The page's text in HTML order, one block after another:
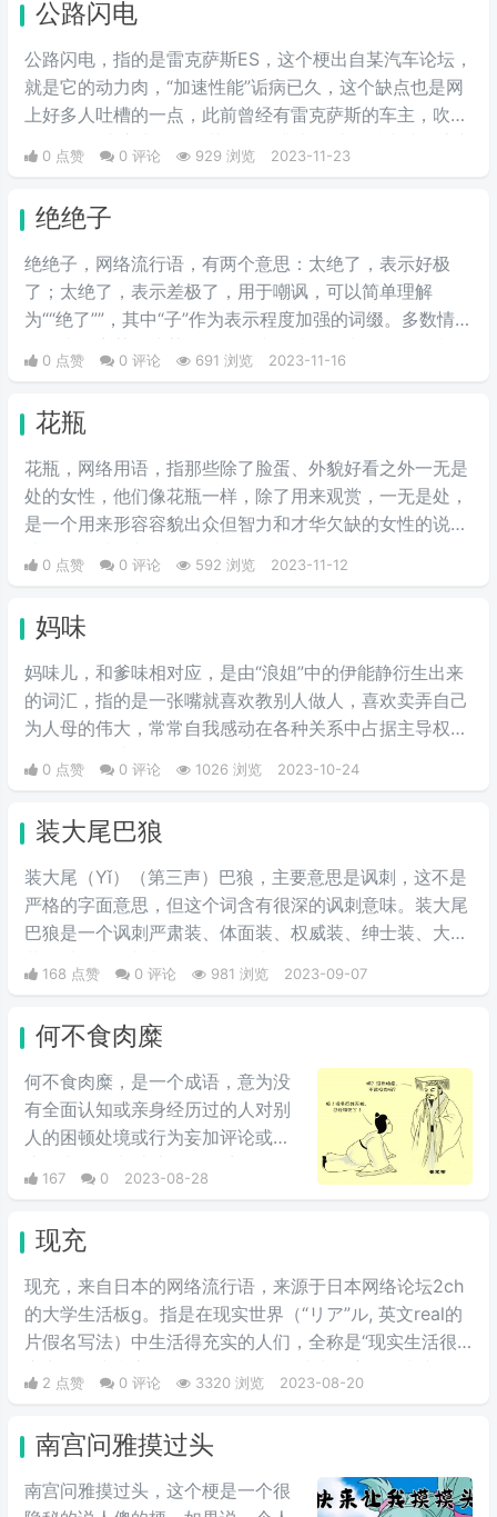
由此也衍生出来梗“写日记下贱”。
公路闪电
公路闪电，指的是雷克萨斯ES，这个梗出自某汽车论坛，
就是它的动力肉，“加速性能”诟病已久，这个缺点也是网
上好多人吐槽的一点，此前曾经有雷克萨斯的车主，吹嘘
自己的ES速度快，导致其他网友非常反感，后来就给该车
型起了一个“公路闪电——雷克萨斯”的外号，是典型的反
0 点赞 0 评论 929 浏览 2023-11-23
绝绝子
绝绝子，网络流行语，有两个意思：太绝了，表示好极
了；太绝了，表示差极了，用于嘲讽，可以简单理解
为““绝了””，其中“子”作为表示程度加强的词缀。多数情况
下用来形容某人或某物很棒，少数情况下表示反讽。当你
不知道怎么夸一个人时，绝绝子；当你不知道怎么骂一个
0 点赞 0 评论 691 浏览 2023-11-16
花瓶
花瓶，网络用语，指那些除了脸蛋、外貌好看之外一无是
处的女性，他们像花瓶一样，除了用来观赏，一无是处，
是一个用来形容容貌出众但智力和才华欠缺的女性的说
0 点赞 0 评论 592 浏览 2023-11-12
妈味
妈味儿，和爹味相对应，是由“浪姐”中的伊能静衍生出来
的词汇，指的是一张嘴就喜欢教别人做人，喜欢卖弄自己
为人母的伟大，常常自我感动在各种关系中占据主导权。
0 点赞 0 评论 1026 浏览 2023-10-24
装大尾巴狼
装大尾（Yǐ）（第三声）巴狼，主要意思是讽刺，这不是
严格的字面意思，但这个词含有很深的讽刺意味。装大尾
巴狼是一个讽刺严肃装、体面装、权威装、绅士装、大款
168 点赞 0 评论 981 浏览 2023-09-07
何不食肉糜
何不食肉糜，是一个成语，意为没
有全面认知或亲身经历过的人对别
人的困顿处境或行为妄加评论或建
议。出自晋书·惠帝纪，形容人们没
有真正了解情况就妄加评论。类似
录》。
167 0 2023-08-28
现充
现充，来自日本的网络流行语，来源于日本网络论坛2ch
的大学生活板g。​指是在现实世界（“リア”ル, 英文real的
片假名写法）中生活得充实的人们，全称是“现实生活很
充实的人生赢家”。但是在如今的用法中，主要的判断依
据是一个人是否有男/女朋友。是许多人渴望达到的人生
2 点赞 0 评论 3320 浏览 2023-08-20
南宫问雅摸过头
南宫问雅摸过头，这个梗是一个很